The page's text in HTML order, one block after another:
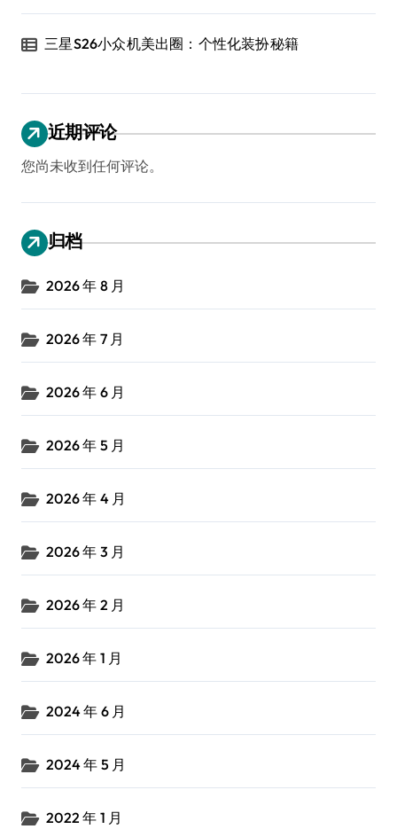
三星S26小众机美出圈：个性化装扮秘籍
近期评论
您尚未收到任何评论。
归档
2026 年 8 月
2026 年 7 月
2026 年 6 月
2026 年 5 月
2026 年 4 月
2026 年 3 月
2026 年 2 月
2026 年 1 月
2024 年 6 月
2024 年 5 月
2022 年 1 月